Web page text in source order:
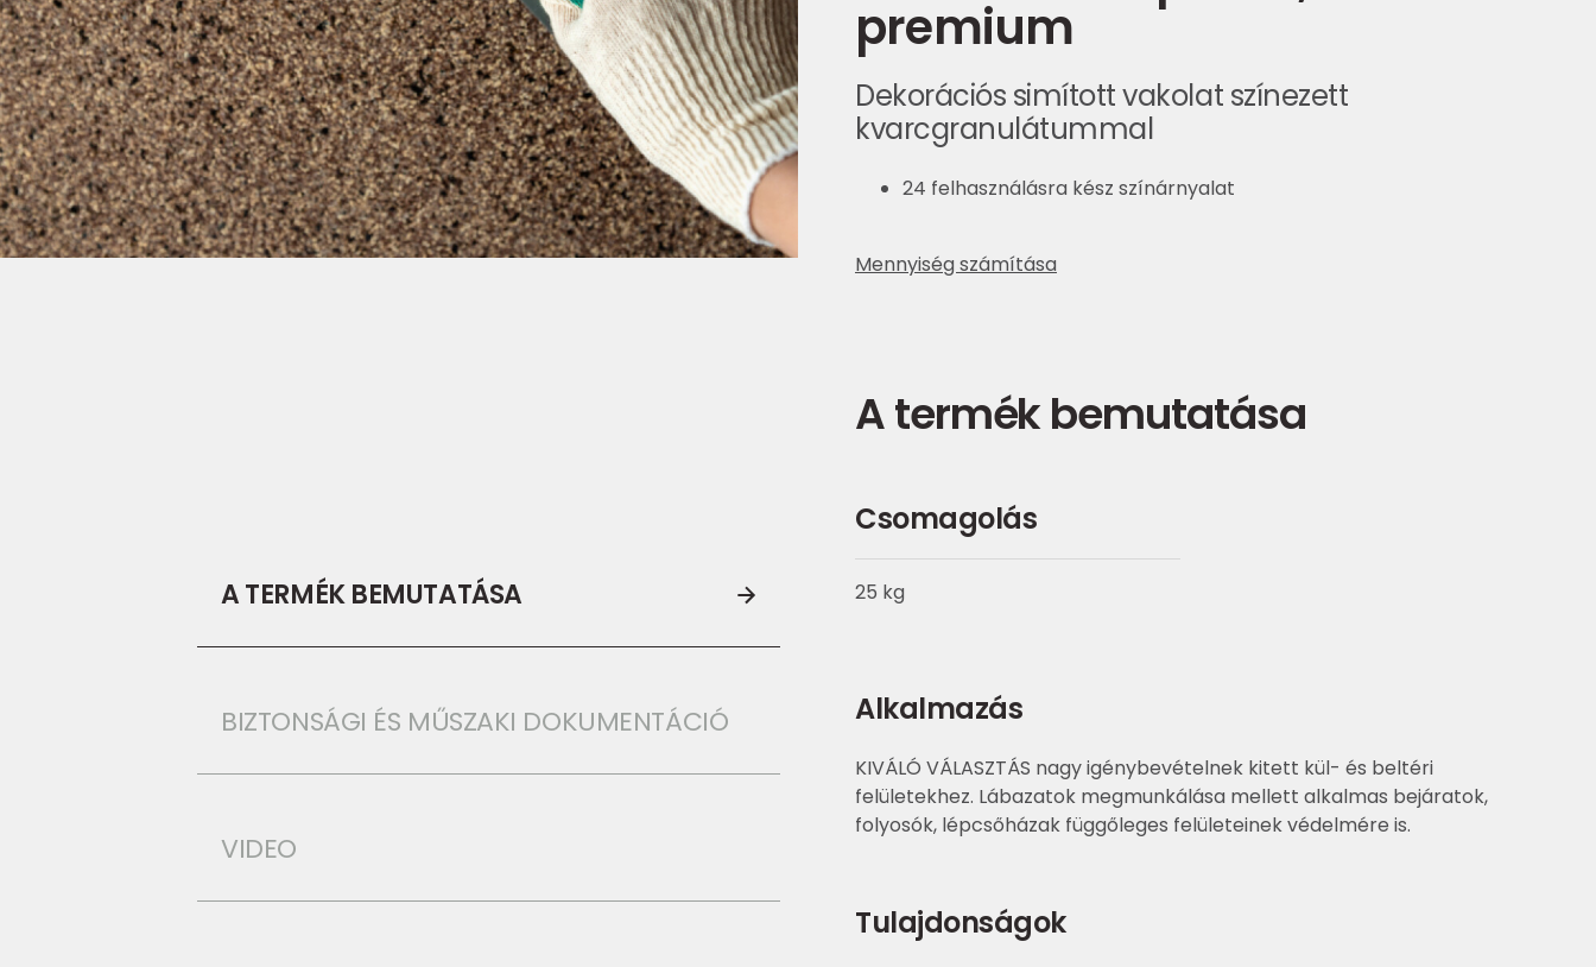
A TERMÉK BEMUTATÁSA
BIZTONSÁGI ÉS MŰSZAKI DOKUMENTÁCIÓ
VIDEO
premium
Dekorációs simított vakolat színezett
kvarcgranulátummal
24 felhasználásra kész színárnyalat
Mennyiség számítása
A termék bemutatása
Csomagolás
25 kg
Alkalmazás
KIVÁLÓ VÁLASZTÁS nagy igénybevételnek kitett kül- és beltéri
felületekhez. Lábazatok megmunkálása mellett alkalmas bejáratok,
folyosók, lépcsőházak függőleges felületeinek védelmére is.
Tulajdonságok